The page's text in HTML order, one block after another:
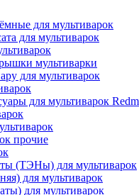
для мультиварок
для мультиварок
мультиварки
для мультиварок
для мультиварок
прочие
(ТЭНы) для мультиварок
для мультиварок
для мультиварок